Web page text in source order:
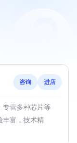
咨询 进店
专营多种芯片等
丰富，技术精